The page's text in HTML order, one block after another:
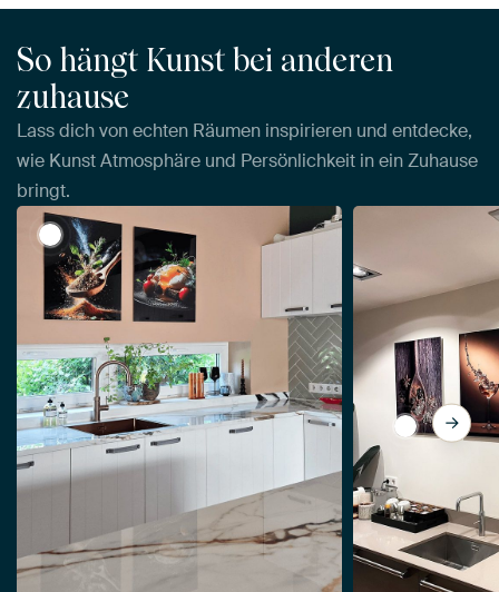
So hängt Kunst bei anderen
zuhause
Lass dich von echten Räumen inspirieren und entdecke,
wie Kunst Atmosphäre und Persönlichkeit in ein Zuhause
bringt.
View Gewürzexplosion von Martin Mol